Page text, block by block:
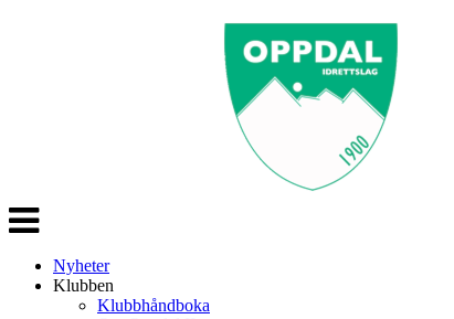
Veksle
navigasjon
Nyheter
Klubben
Klubbhåndboka